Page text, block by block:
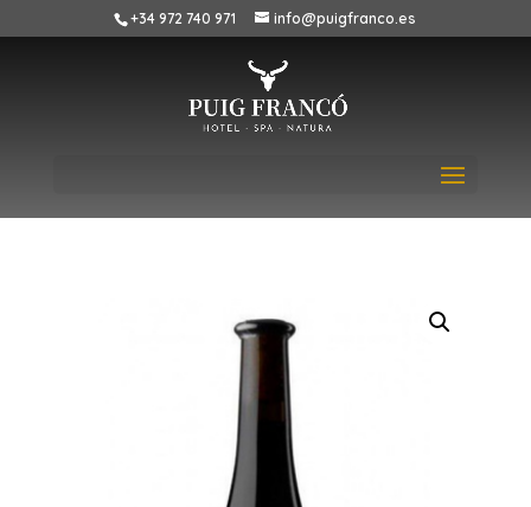
+34 972 740 971 info@puigfranco.es